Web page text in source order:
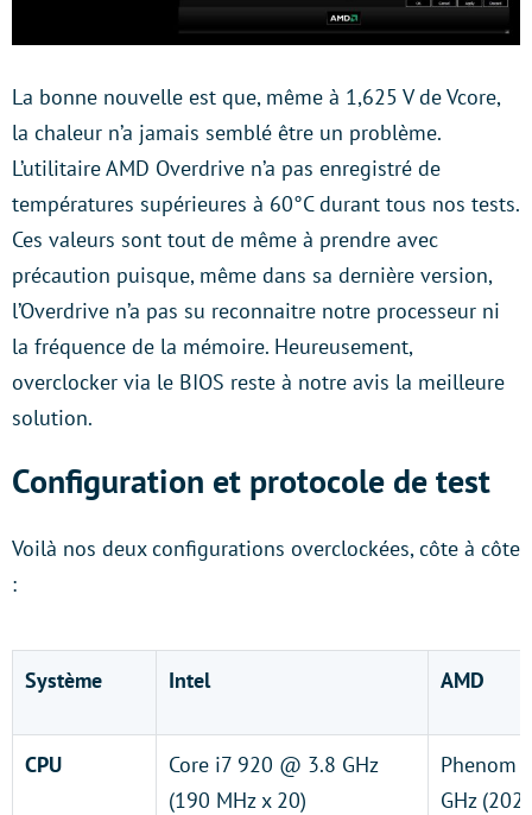
La bonne nouvelle est que, même à 1,625 V de Vcore,
la chaleur n’a jamais semblé être un problème.
L’utilitaire AMD Overdrive n’a pas enregistré de
températures supérieures à 60°C durant tous nos tests.
Ces valeurs sont tout de même à prendre avec
précaution puisque, même dans sa dernière version,
l’Overdrive n’a pas su reconnaitre notre processeur ni
la fréquence de la mémoire. Heureusement,
overclocker via le BIOS reste à notre avis la meilleure
solution.
Configuration et protocole de test
Voilà nos deux configurations overclockées, côte à côte
:
Système Intel AMD
CPU
Core i7 920 @ 3.8 GHz
(190 MHz x 20)
Phenom
GHz (202